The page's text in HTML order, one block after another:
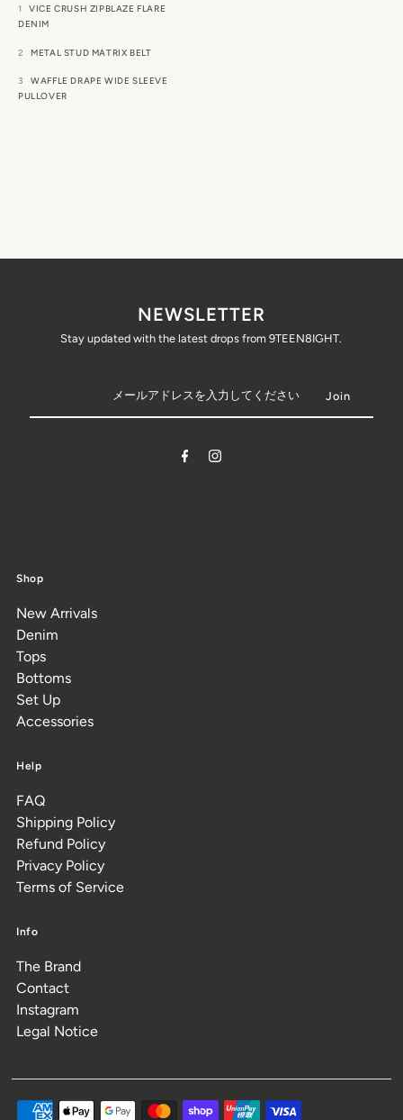
VICE CRUSH ZIPBLAZE FLARE
DENIM
METAL STUD MATRIX BELT
WAFFLE DRAPE WIDE SLEEVE
PULLOVER
NEWSLETTER
Stay updated with the latest drops from 9TEEN8IGHT.
Shop
New Arrivals
Denim
Tops
Bottoms
Set Up
Accessories
Help
FAQ
Shipping Policy
Refund Policy
Privacy Policy
Terms of Service
Info
The Brand
Contact
Instagram
Legal Notice